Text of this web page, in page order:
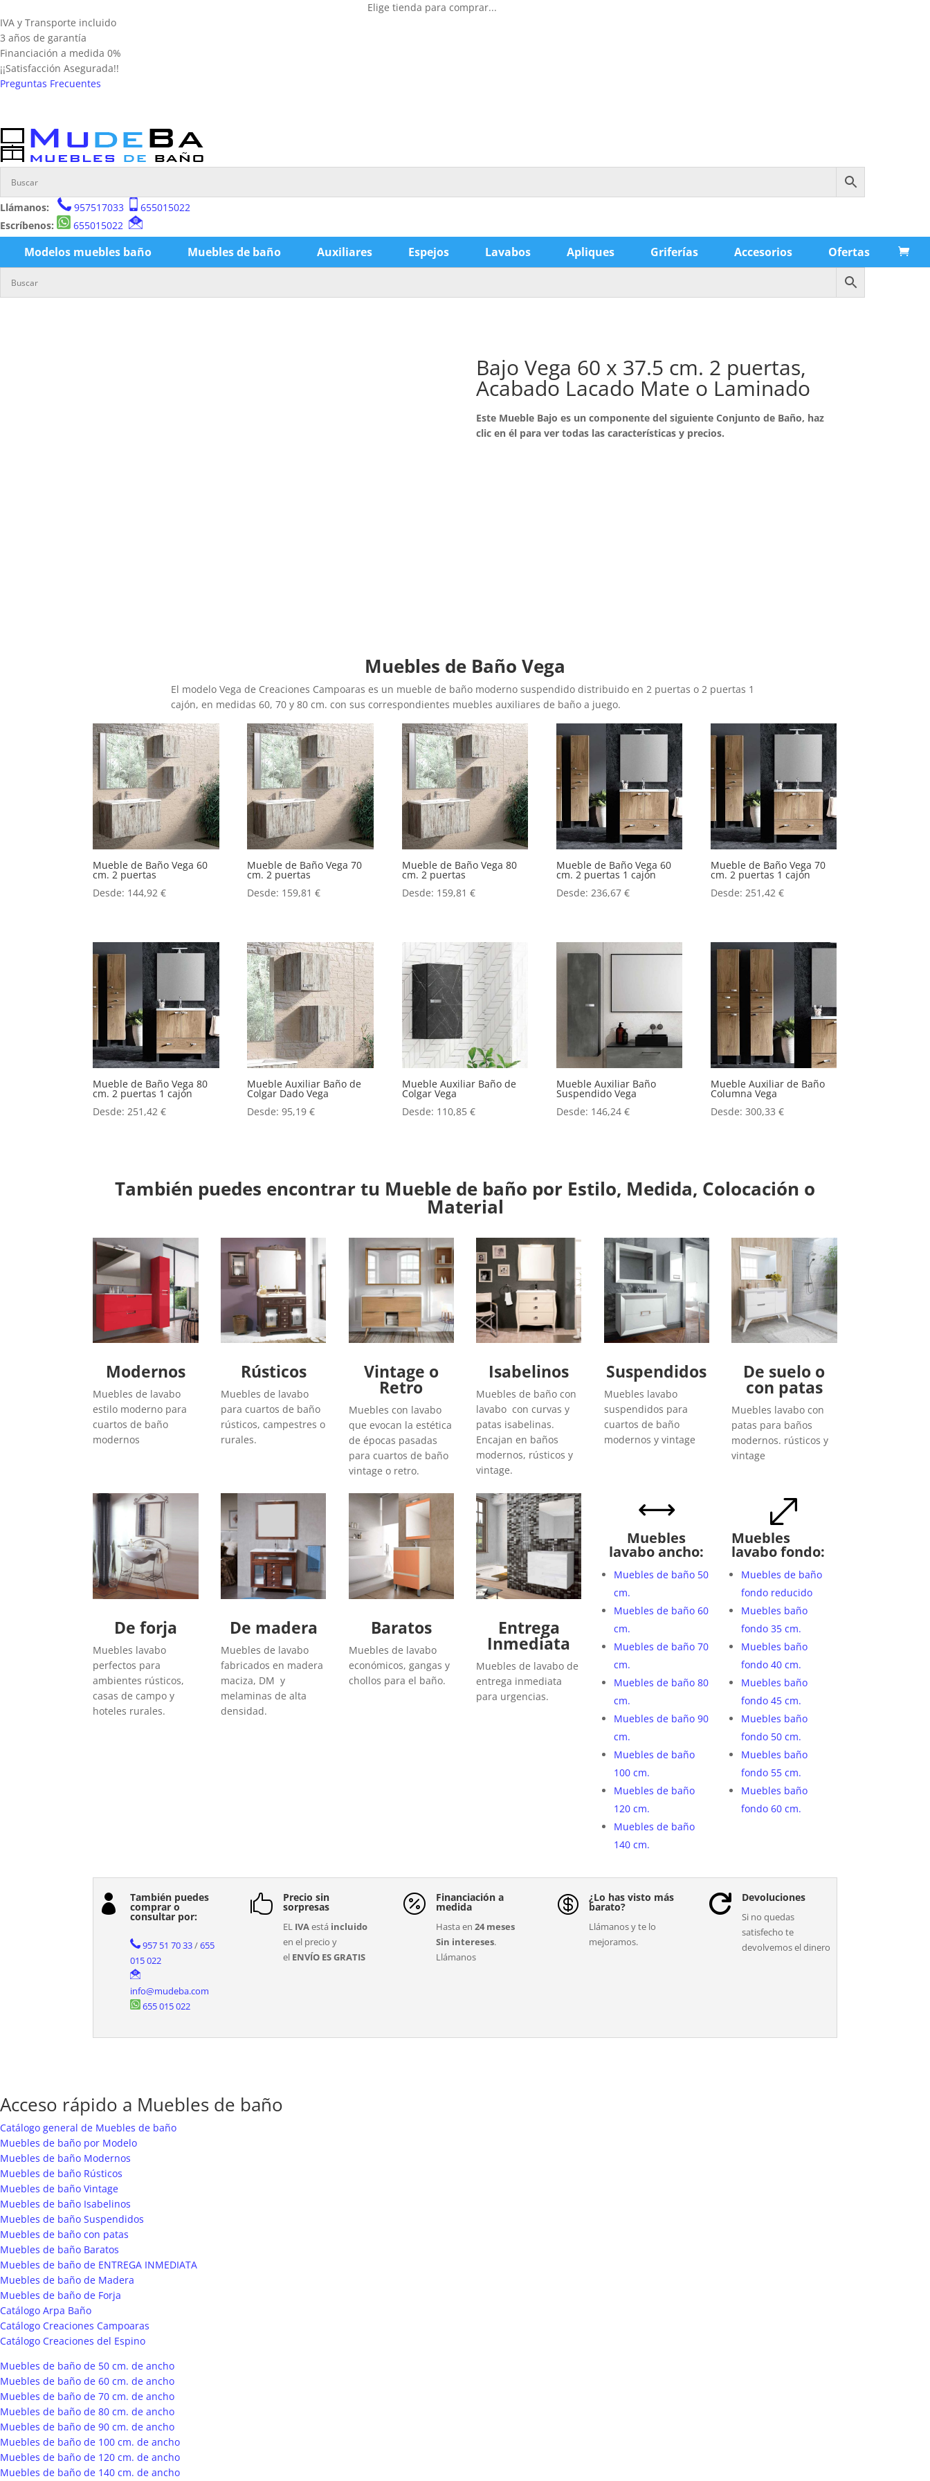
Elige tienda para comprar...
IVA y Transporte incluido
3 años de garantía
Financiación a medida 0%
¡¡Satisfacción Asegurada!!
Preguntas Frecuentes
Llámanos: 957517033
655015022
Escríbenos:
655015022
Modelos muebles baño Muebles de baño Auxiliares Espejos Lavabos Apliques Griferías Accesorios Ofertas
Bajo Vega 60 x 37.5 cm. 2 puertas,
Acabado Lacado Mate o Laminado
Este Mueble Bajo es un componente del siguiente Conjunto de Baño, haz
clic en él para ver todas las características y precios.
Muebles de Baño Vega
El modelo Vega de Creaciones Campoaras es un mueble de baño moderno suspendido distribuido en 2 puertas o 2 puertas 1
cajón, en medidas 60, 70 y 80 cm. con sus correspondientes muebles auxiliares de baño a juego.
Mueble de Baño Vega 60
cm. 2 puertas
Desde: 144,92€
Mueble de Baño Vega 70
cm. 2 puertas
Desde: 159,81€
Mueble de Baño Vega 80
cm. 2 puertas
Desde: 159,81 €
Mueble de Baño Vega 60
cm. 2 puertas 1 cajón
Desde: 236,67 €
Mueble de Baño Vega 70
cm. 2 puertas 1 cajón
Desde: 251,42 €
Mueble de Baño Vega 80
cm. 2 puertas 1 cajón
Desde:251,42€
Mueble Auxiliar Baño de
Colgar Dado Vega
Desde:95,19€
Mueble Auxiliar Baño de
Colgar Vega
Desde: 110,85 €
Mueble Auxiliar Baño
Suspendido Vega
Desde: 146,24 €
Mueble Auxiliar de Baño
Columna Vega
Desde: 300,33 €
También puedes encontrar tu Mueble de baño por Estilo, Medida, Colocación o
Material
Modernos
Muebles de lavabo
estilo moderno para
cuartos de baño
modernos
Rústicos
Muebles de lavabo
para cuartos de baño
rústicos, campestres o
rurales.
Vintage o
Retro
Muebles con lavabo
que evocan la estética
de épocas pasadas
para cuartos de baño
vintage o retro.
Isabelinos
Muebles de baño con
lavabo con curvas y
patas isabelinas.
Encajan en baños
modernos, rústicos y
vintage.
Suspendidos
Muebles lavabo
suspendidos para
cuartos de baño
modernos y vintage
De suelo o
con patas
Muebles lavabo con
patas para baños
modernos. rústicos y
vintage
De forja
Muebles lavabo
perfectos para
ambientes rústicos,
casas de campo y
hoteles rurales.
De madera
Muebles de lavabo
fabricados en madera
maciza, DM y
melaminas de alta
densidad.
Baratos
Muebles de lavabo
económicos, gangas y
chollos para el baño.
Entrega
Inmediata
Muebles de lavabo de
entrega inmediata
para urgencias.
,
Muebles
lavabo ancho:
Muebles de baño 50
cm.
Muebles de baño 60
cm.
Muebles de baño 70
cm.
Muebles de baño 80
cm.
Muebles de baño 90
cm.
Muebles de baño
100 cm.
Muebles de baño
120 cm.
Muebles de baño
140 cm.
.
Muebles
lavabo fondo:
Muebles de baño
fondo reducido
Muebles baño
fondo 35 cm.
Muebles baño
fondo 40 cm.
Muebles baño
fondo 45 cm.
Muebles baño
fondo 50 cm.
Muebles baño
fondo 55 cm.
Muebles baño
fondo 60 cm.
 También puedes
comprar o
consultar por:
957 51 70 33/655
015 022
info@mudeba.com
655 015 022
 Precio sin
sorpresas
EL IVAestá incluido
en el precio y
el ENVÍO ES GRATIS
 Financiación a
medida
Hasta en 24 meses
Sin intereses.
Llámanos
 ¿Lo has visto más
barato?
Llámanos y te lo
mejoramos.
 Devoluciones
Si no quedas
satisfecho te
devolvemos el dinero
Acceso rápido a Muebles de baño
Catálogo general de Muebles de baño
Muebles de baño por Modelo
Muebles de baño Modernos
Muebles de baño Rústicos
Muebles de baño Vintage
Muebles de baño Isabelinos
Muebles de baño Suspendidos
Muebles de baño con patas
Muebles de baño Baratos
Muebles de baño de ENTREGA INMEDIATA
Muebles de baño de Madera
Muebles de baño de Forja
Catálogo Arpa Baño
Catálogo Creaciones Campoaras
Catálogo Creaciones del Espino
Muebles de baño de 50 cm. de ancho
Muebles de baño de 60 cm. de ancho
Muebles de baño de 70 cm. de ancho
Muebles de baño de 80 cm. de ancho
Muebles de baño de 90 cm. de ancho
Muebles de baño de 100 cm. de ancho
Muebles de baño de 120 cm. de ancho
Muebles de baño de 140 cm. de ancho